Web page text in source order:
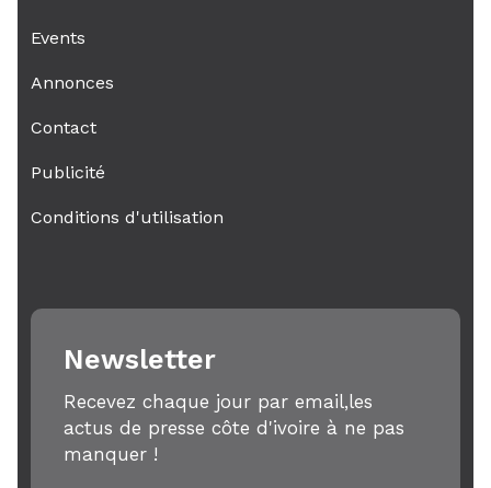
Events
Annonces
Contact
Publicité
Conditions d'utilisation
Newsletter
Recevez chaque jour par email,les
actus de presse côte d'ivoire à ne pas
manquer !